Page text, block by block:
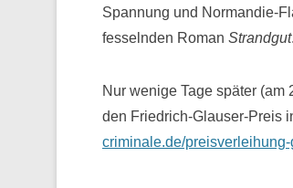
Spannung und Normandie-
fesselnden Roman Strandgut.
Nur wenige Tage später
den Friedrich-Glauser-Preis
criminale.de/preisverleihung-